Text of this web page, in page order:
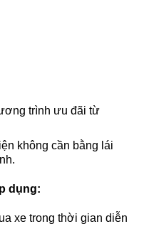
trình ưu đãi từ
không cần bằng lái
dụng:
xe trong thời gian diễn